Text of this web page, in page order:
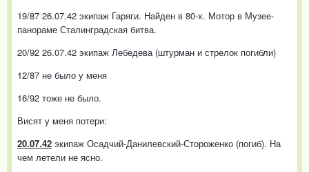
19/87 26.07.42 экипаж Гаряги. Найден в 80-х. Мотор в Музее-
панораме Сталинградская битва.
20/92 26.07.42 экипаж Лебедева (штурман и стрелок погибли)
12/87 не было у меня
16/92 тоже не было.
Висят у меня потери:
20.07.42 экипаж Осадчий-Данилевский-Стороженко (погиб). На
чем летели не ясно.